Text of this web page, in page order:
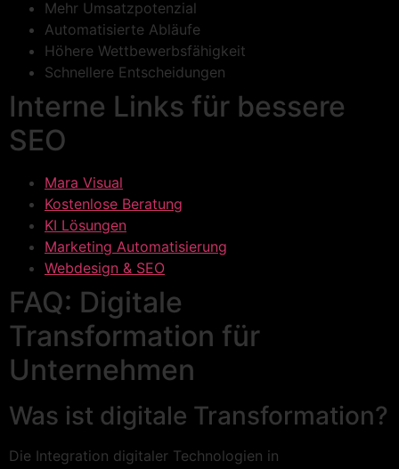
Mehr Umsatzpotenzial
Automatisierte Abläufe
Höhere Wettbewerbsfähigkeit
Schnellere Entscheidungen
Interne Links für bessere
SEO
Mara Visual
Kostenlose Beratung
KI Lösungen
Marketing Automatisierung
Webdesign & SEO
FAQ: Digitale
Transformation für
Unternehmen
Was ist digitale Transformation?
Die Integration digitaler Technologien in